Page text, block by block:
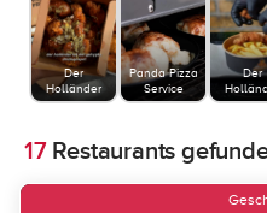
Der
Holländer
Panda Pizza
Service
Der
17Restaurants